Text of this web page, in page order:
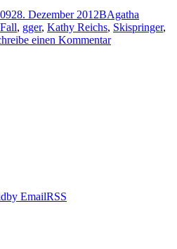
28. Dezember 2012BAgatha
Fall, gger, Kathy Reichs, Skispringer,
einen Kommentarzu
by EmailRSS